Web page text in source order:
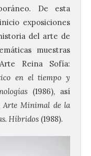
De esta
exposiciones
del arte de
muestras
Reina Sofía:
en el tiempo y
(1986), así
Arte Minimal de la
Híbridos (1988).